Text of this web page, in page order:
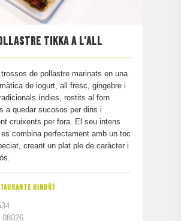
TIKKA A L'ALL
de pollastre marinats en una
de iogurt, all fresc, gingebre i
índies, rostits al forn
a quedar sucosos per dins i
cruixents per fora. El seu intens
combina perfectament amb un toc
creant un plat ple de caràcter i
HINDÚ)
08026